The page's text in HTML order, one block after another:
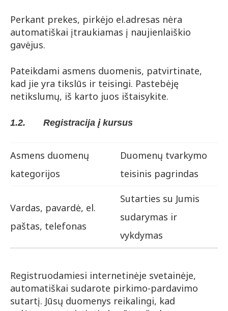
Perkant prekes, pirkėjo el.adresas nėra
automatiškai įtraukiamas į naujienlaiškio
gavėjus.
Pateikdami asmens duomenis, patvirtinate,
kad jie yra tikslūs ir teisingi. Pastebėję
netikslumų, iš karto juos ištaisykite.
1.2. Registracija į kursus
Asmens duomenų
kategorijos
Duomenų tvarkymo
teisinis pagrindas
Vardas, pavardė, el.
paštas, telefonas
Sutarties su Jumis
sudarymas ir
vykdymas
Registruodamiesi internetinėje svetainėje,
automatiškai sudarote pirkimo-pardavimo
sutartį. Jūsų duomenys reikalingi, kad